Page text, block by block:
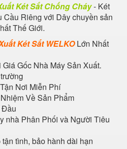
Két Sắt Chống Cháy- Két
Cầu Riêng với Dây chuyền sản
Thế Giới.
Két Sắt WELKOLớn Nhất
Gốc Nhà Máy Sản Xuất.
Nơi Miễn Phí
Về Sản Phẩm
Đầu
nhà Phân Phối và Người Tiêu
tình, bảo hành dài hạn